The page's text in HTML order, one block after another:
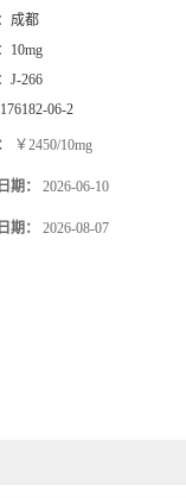
成都
10mg
J-266
176182-06-2
￥2450/10mg
期： 2026-06-10
期： 2026-08-07